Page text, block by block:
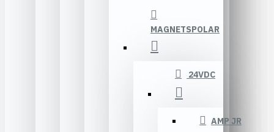
MAGNETSPOLAR
24VDC
AMP JR